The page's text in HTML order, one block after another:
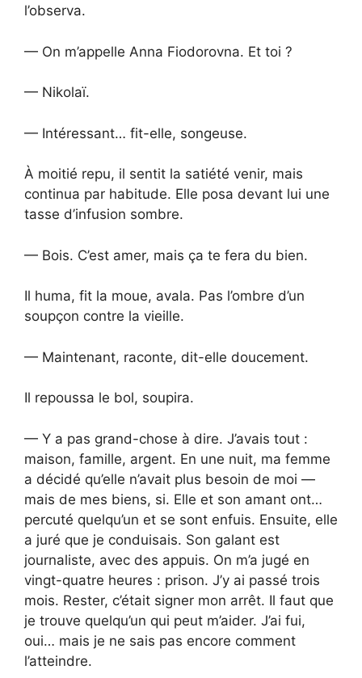
l’observa.
— On m’appelle Anna Fiodorovna. Et toi ?
— Nikolaï.
— Intéressant… fit-elle, songeuse.
À moitié repu, il sentit la satiété venir, mais
continua par habitude. Elle posa devant lui une
tasse d’infusion sombre.
— Bois. C’est amer, mais ça te fera du bien.
Il huma, fit la moue, avala. Pas l’ombre d’un
soupçon contre la vieille.
— Maintenant, raconte, dit-elle doucement.
Il repoussa le bol, soupira.
— Y a pas grand-chose à dire. J’avais tout :
maison, famille, argent. En une nuit, ma femme
a décidé qu’elle n’avait plus besoin de moi —
mais de mes biens, si. Elle et son amant ont…
percuté quelqu’un et se sont enfuis. Ensuite, elle
a juré que je conduisais. Son galant est
journaliste, avec des appuis. On m’a jugé en
vingt-quatre heures : prison. J’y ai passé trois
mois. Rester, c’était signer mon arrêt. Il faut que
je trouve quelqu’un qui peut m’aider. J’ai fui,
oui… mais je ne sais pas encore comment
l’atteindre.